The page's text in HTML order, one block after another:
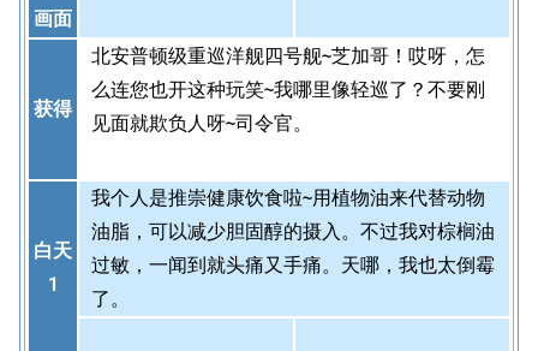
画面
获得
北安普顿级重巡洋舰四号舰~芝加哥！哎呀，怎
么连您也开这种玩笑~我哪里像轻巡了？不要刚
见面就欺负人呀~司令官。
白天
1
我个人是推崇健康饮食啦~用植物油来代替动物
油脂，可以减少胆固醇的摄入。不过我对棕榈油
过敏，一闻到就头痛又手痛。天哪，我也太倒霉
了。